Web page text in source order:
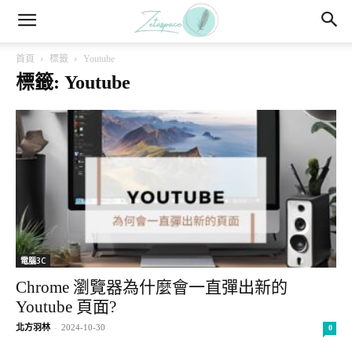
首頁 標籤 Youtube
標籤: Youtube
電腦3C
Chrome 瀏覽器為什麼會一直彈出新的
Youtube 頁面?
北方羽林 - 2024-10-30 0